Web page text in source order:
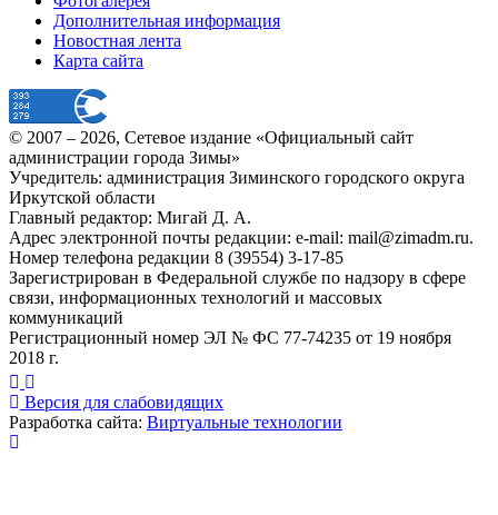
Дополнительная информация
Новостная лента
Карта сайта
© 2007 – 2026, Сетевое издание «Официальный сайт
администрации города Зимы»
Учредитель: администрация Зиминского городского округа
Иркутской области
Главный редактор: Мигай Д. А.
Адрес электронной почты редакции: e-mail: mail@zimadm.ru.
Номер телефона редакции 8 (39554) 3-17-85
Зарегистрирован в Федеральной службе по надзору в сфере
связи, информационных технологий и массовых
коммуникаций
Регистрационный номер ЭЛ № ФС 77-74235 от 19 ноября
2018 г.
Версия для слабовидящих
Разработка сайта: Виртуальные технологии